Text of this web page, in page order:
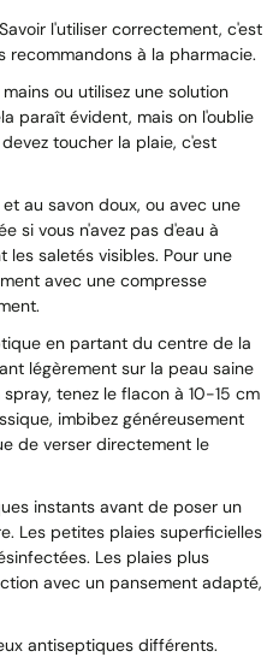
l'utiliser correctement, c'est
recommandons à la pharmacie.
ou utilisez une solution
paraît évident, mais on l'oublie
toucher la plaie, c'est
au savon doux, ou avec une
si vous n'avez pas d'eau à
les saletés visibles. Pour une
avec une compresse
en partant du centre de la
légèrement sur la peau saine
tenez le flacon à 10-15 cm
imbibez généreusement
de verser directement le
instants avant de poser un
Les petites plaies superficielles
Les plaies plus
avec un pansement adapté,
antiseptiques différents.